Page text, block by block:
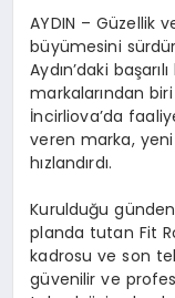
AYDIN – Güzellik
büyümesini
Aydın’daki
markalarından
İncirliova’da
veren marka, yeni
hızlandırdı.
Kurulduğu
planda tutan Fit
kadrosu ve son
güvenilir ve